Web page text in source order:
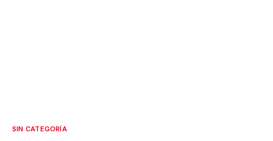
SIN CATEGORÍA